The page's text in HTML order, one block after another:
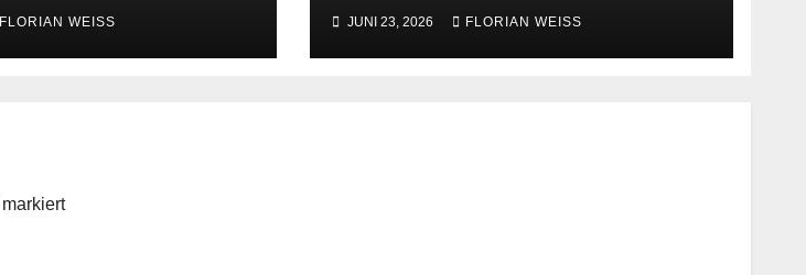
FLORIAN WEISS JUNI 23, 2026 FLORIAN WEISS
markiert